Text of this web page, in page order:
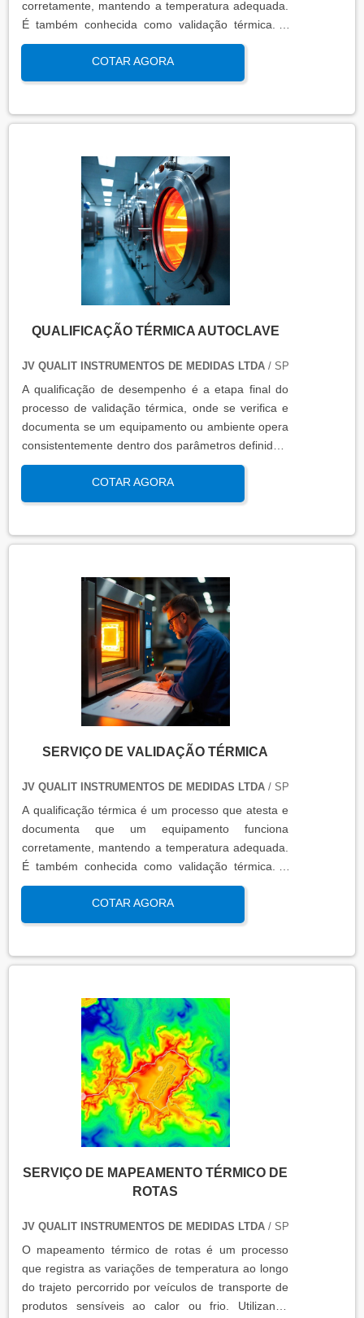
corretamente, mantendo a temperatura adequada.
É também conhecida como validação térmica. A
qualificação térmica é importante para garantir a
qualidade e eficiência de equipamentos que
precisam de controle de temperatura. É aplicada a
produtos, como autoclaves, estufas, câmaras frias,
qualificação térmica é apresentado em um relatório
técnico que contém informações como gráficos,
certificados de calibração e a conclusão das
condições funcionais.
COTAR AGORA
QUALIFICAÇÃO TÉRMICA AUTOCLAVE
JV QUALIT INSTRUMENTOS DE MEDIDAS LTDA/ SP
A qualificação de desempenho é a etapa final do
processo de validação térmica, onde se verifica e
documenta se um equipamento ou ambiente opera
consistentemente dentro dos parâmetros definidos,
sob condições reais de uso. Esta qualificação
assegura que os processos atendem aos requisitos
regulatórios e de qualidade, garantindo segurança
COTAR AGORA
SERVIÇO DE VALIDAÇÃO TÉRMICA
JV QUALIT INSTRUMENTOS DE MEDIDAS LTDA/ SP
A qualificação térmica é um processo que atesta e
documenta que um equipamento funciona
corretamente, mantendo a temperatura adequada.
É também conhecida como validação térmica. A
qualificação térmica é importante para garantir a
qualidade e eficiência de equipamentos que
precisam de controle de temperatura. É aplicada a
produtos, como autoclaves, estufas, câmaras frias,
qualificação térmica é apresentado em um relatório
técnico que contém informações como gráficos,
certificados de calibração e a conclusão das
condições funcionais.
COTAR AGORA
SERVIÇO DE MAPEAMENTO TÉRMICO DE
ROTAS
JV QUALIT INSTRUMENTOS DE MEDIDAS LTDA/ SP
O mapeamento térmico de rotas é um processo
que registra as variações de temperatura ao longo
do trajeto percorrido por veículos de transporte de
produtos sensíveis ao calor ou frio. Utilizando